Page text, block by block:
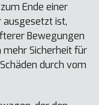
Ende einer
ist,
Bewegungen
Sicherheit für
durch vom